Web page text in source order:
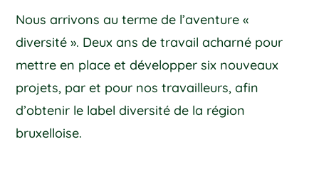
Nous arrivons au terme de l’aventure «
diversité ». Deux ans de travail acharné pour
mettre en place et développer six nouveaux
projets, par et pour nos travailleurs, afin
d’obtenir le label diversité de la région
bruxelloise.